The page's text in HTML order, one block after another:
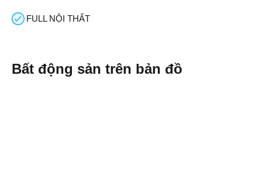
FULL NỘI THẤT
Bất động sản trên bản đồ